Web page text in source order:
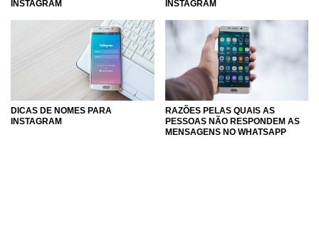
INSTAGRAM
INSTAGRAM
DICAS DE NOMES PARA
INSTAGRAM
RAZÕES PELAS QUAIS AS
PESSOAS NÃO RESPONDEM AS
MENSAGENS NO WHATSAPP